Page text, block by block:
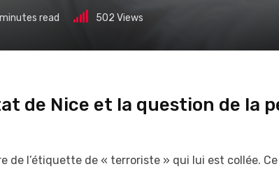
read 502 Views
de Nice et la question de la
de l’étiquette de « terroriste » qui lui est collée.